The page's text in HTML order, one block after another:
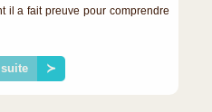
il a fait preuve pour comprendre
≻